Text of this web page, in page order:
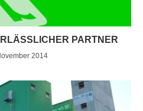
PARTNER
2014